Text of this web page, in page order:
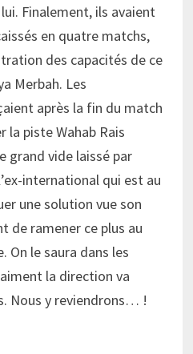
Finalement, ils avaient
en quatre matchs,
des capacités de ce
Merbah. Les
après la fin du match
la piste Wahab Rais
grand vide laissé par
international qui est au
une solution vue son
de ramener ce plus au
On le saura dans les
la direction va
Nous y reviendrons… !